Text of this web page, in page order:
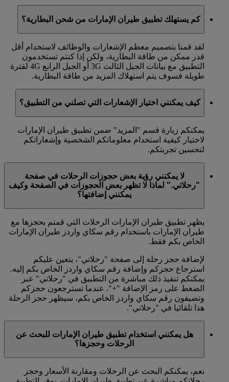
كم يستهلك تطبيق طيران الإمارات من شحن البطارية؟
لقد قمنا بتصميم معظم الإشعارات والوظائف لاستخدام أقل
قدر ممكن من طاقة البطارية، ولكن إذا كنتم تستخدمون
التطبيق مع بيانات الجيل الثالث 3G أو الجيل الرابع 4G لفترة
طويلة فسوف يتم استهلاك المزيد من طاقة البطارية.
كيف يمكنني اختيار الإشعارات التي تصلني من التطبيق؟
يمكنكم زيارة قسم "المزيد" ضمن تطبيق طيران الإمارات
لاختيار كيفية استخدام معلوماتكم الشخصية وإشعاراتكم
لتحسين تجربتكم.
لا يمكنني رؤية بعض حجوزات الرحلات في صفحة
"رحلاتي." لماذا لا تظهر بعض الحجوزات في الصفحة وكيف
يمكنني إضافتها؟
يظهر تطبيق طيران الإمارات الرحلات التي قمتم بحجزها مع
طيران الإمارات باستخدام رقم سكاي واردز طيران الإمارات
الخاص بكم فقط.
لإضافة حجز رحلة إلى صفحة "رحلاتي"، يتعين عليكم
استرجاع حجزكم وإضافة رقم سكاي واردز الخاص بكم إليه.
يمكنكم تنفيذ ذلك مباشرة من التطبيق في "رحلاتي" عبر
الضغط على رمز الإضافة "+". عندما تسترجعون حجزكم
وتضيفون رقم سكاي واردز الخاص بكم، سيظهر حجز الرحلة
هذا تلقائيا في "رحلاتي".
هل يمكنني استخدام تطبيق طيران الإمارات للبحث عن
الرحلات وحجزها؟
نعم، يمكنكم البحث عن الرحلات ومقارنة الأسعار وحجز